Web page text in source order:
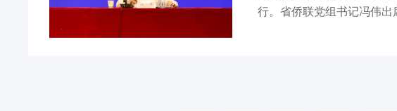
行。省侨联党组书记冯伟